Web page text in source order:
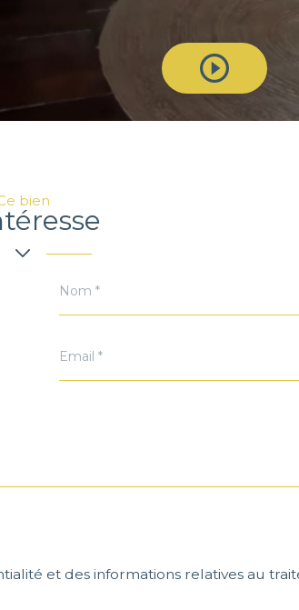
bien
Nom
Email
et des informations relatives au